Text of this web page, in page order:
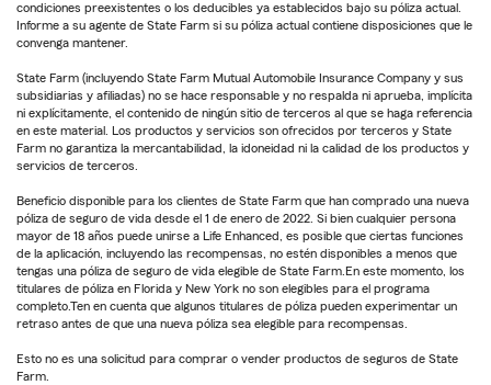
condiciones preexistentes o los deducibles ya establecidos bajo su póliza actual.
Informe a su agente de State Farm si su póliza actual contiene disposiciones que le
convenga mantener.
State Farm (incluyendo State Farm Mutual Automobile Insurance Company y sus
subsidiarias y afiliadas) no se hace responsable y no respalda ni aprueba, implícita
ni explícitamente, el contenido de ningún sitio de terceros al que se haga referencia
en este material. Los productos y servicios son ofrecidos por terceros y State
Farm no garantiza la mercantabilidad, la idoneidad ni la calidad de los productos y
servicios de terceros.
Beneficio disponible para los clientes de State Farm que han comprado una nueva
póliza de seguro de vida desde el 1 de enero de 2022. Si bien cualquier persona
mayor de 18 años puede unirse a Life Enhanced, es posible que ciertas funciones
de la aplicación, incluyendo las recompensas, no estén disponibles a menos que
tengas una póliza de seguro de vida elegible de State Farm.En este momento, los
titulares de póliza en Florida y New York no son elegibles para el programa
completo.Ten en cuenta que algunos titulares de póliza pueden experimentar un
retraso antes de que una nueva póliza sea elegible para recompensas.
Esto no es una solicitud para comprar o vender productos de seguros de State
Farm.